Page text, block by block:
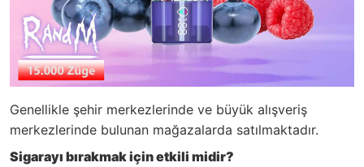
Genellikle şehir merkezlerinde ve büyük alışveriş
merkezlerinde bulunan mağazalarda satılmaktadır.
Sigarayı bırakmak için etkili midir?